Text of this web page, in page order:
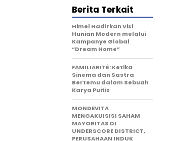
Berita Terkait
Himel Hadirkan Visi
Hunian Modern melalui
Kampanye Global
“Dream Home”
FAMILIARITÉ: Ketika
Sinema dan Sastra
Bertemu dalam Sebuah
Karya Puitis
MONDEVITA
MENGAKUISISI SAHAM
MAYORITAS DI
UNDERSCORE DISTRICT,
PERUSAHAAN INDUK